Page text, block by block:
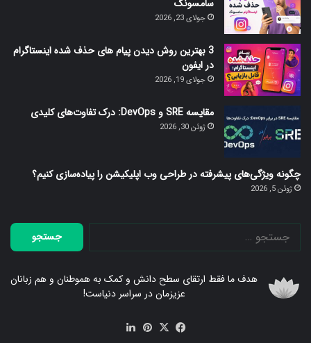
سامسونگ
جولای 23, 2026
3 بهترین روش دیدن پیام های حذف شده اینستاگرام
در ایفون
جولای 19, 2026
مقایسه SRE و DevOps: درک تفاوت‌های کلیدی
ژوئن 30, 2026
چگونه ویژگی‌های پیشرفته در طراحی وب اپلیکیشن را پیاده‌سازی کنیم؟
ژوئن 5, 2026
جستجو
برای:
هدف ما فقط ارتقای سطح دانش و کمک به هموطنان و هم زبانان
عزیزمان در سراسر دنیاست!
فیسX ‫پین‌ترست